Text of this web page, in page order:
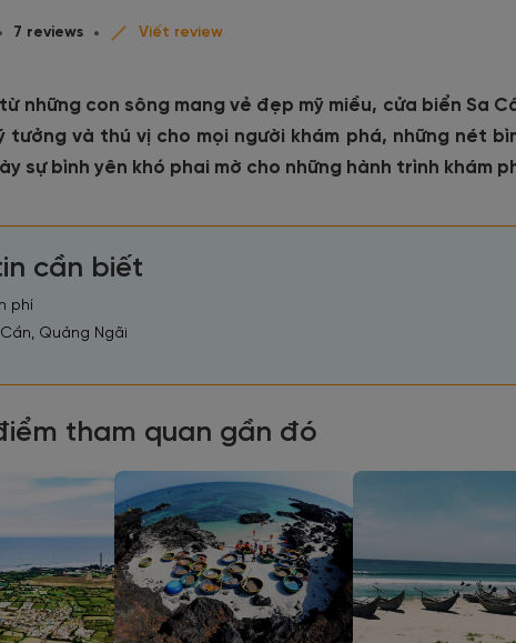
7 reviews Viết review
những con sông mang vẻ đẹp mỹ miều, cửa biển Sa
tưởng và thú vị cho mọi người khám phá, những nét
sự bình yên khó phai mờ cho những hành trình khám
cần biết
phí
Quảng Ngãi
tham quan gần đó